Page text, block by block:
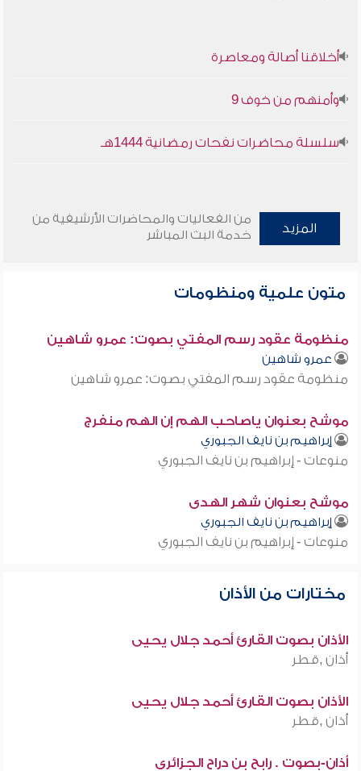
أخلاقنا أصالة ومعاصرة
وأمنهم من خوف 9
سلسلة محاضرات نفحات رمضانية 1444هـ
المزيد
من الفعاليات والمحاضرات الأرشيفية من
خدمة البث المباشر
متون علمية ومنظومات
منظومة عقود رسم المفتي بصوت: عمرو شاهين
عمرو شاهين
منظومة عقود رسم المفتي بصوت: عمرو شاهين
موشح بعنوان ياصاحب الهم إن الهم منفرج
إبراهيم بن نايف الجبوري
منوعات - إبراهيم بن نايف الجبوري
موشح بعنوان شهر الهدى
إبراهيم بن نايف الجبوري
منوعات - إبراهيم بن نايف الجبوري
مختارات من الأذان
الأذان بصوت القارئ أحمد جلال يحيى
أذان ,قطر
الأذان بصوت القارئ أحمد جلال يحيى
أذان ,قطر
أذان-بصوت . رابح بن دراح الجزائري